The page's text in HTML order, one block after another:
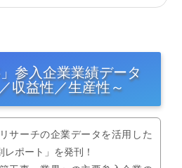
参入企業業績データ
収益性／生産性～
サーチの企業データを活用した
ポート」を発刊！